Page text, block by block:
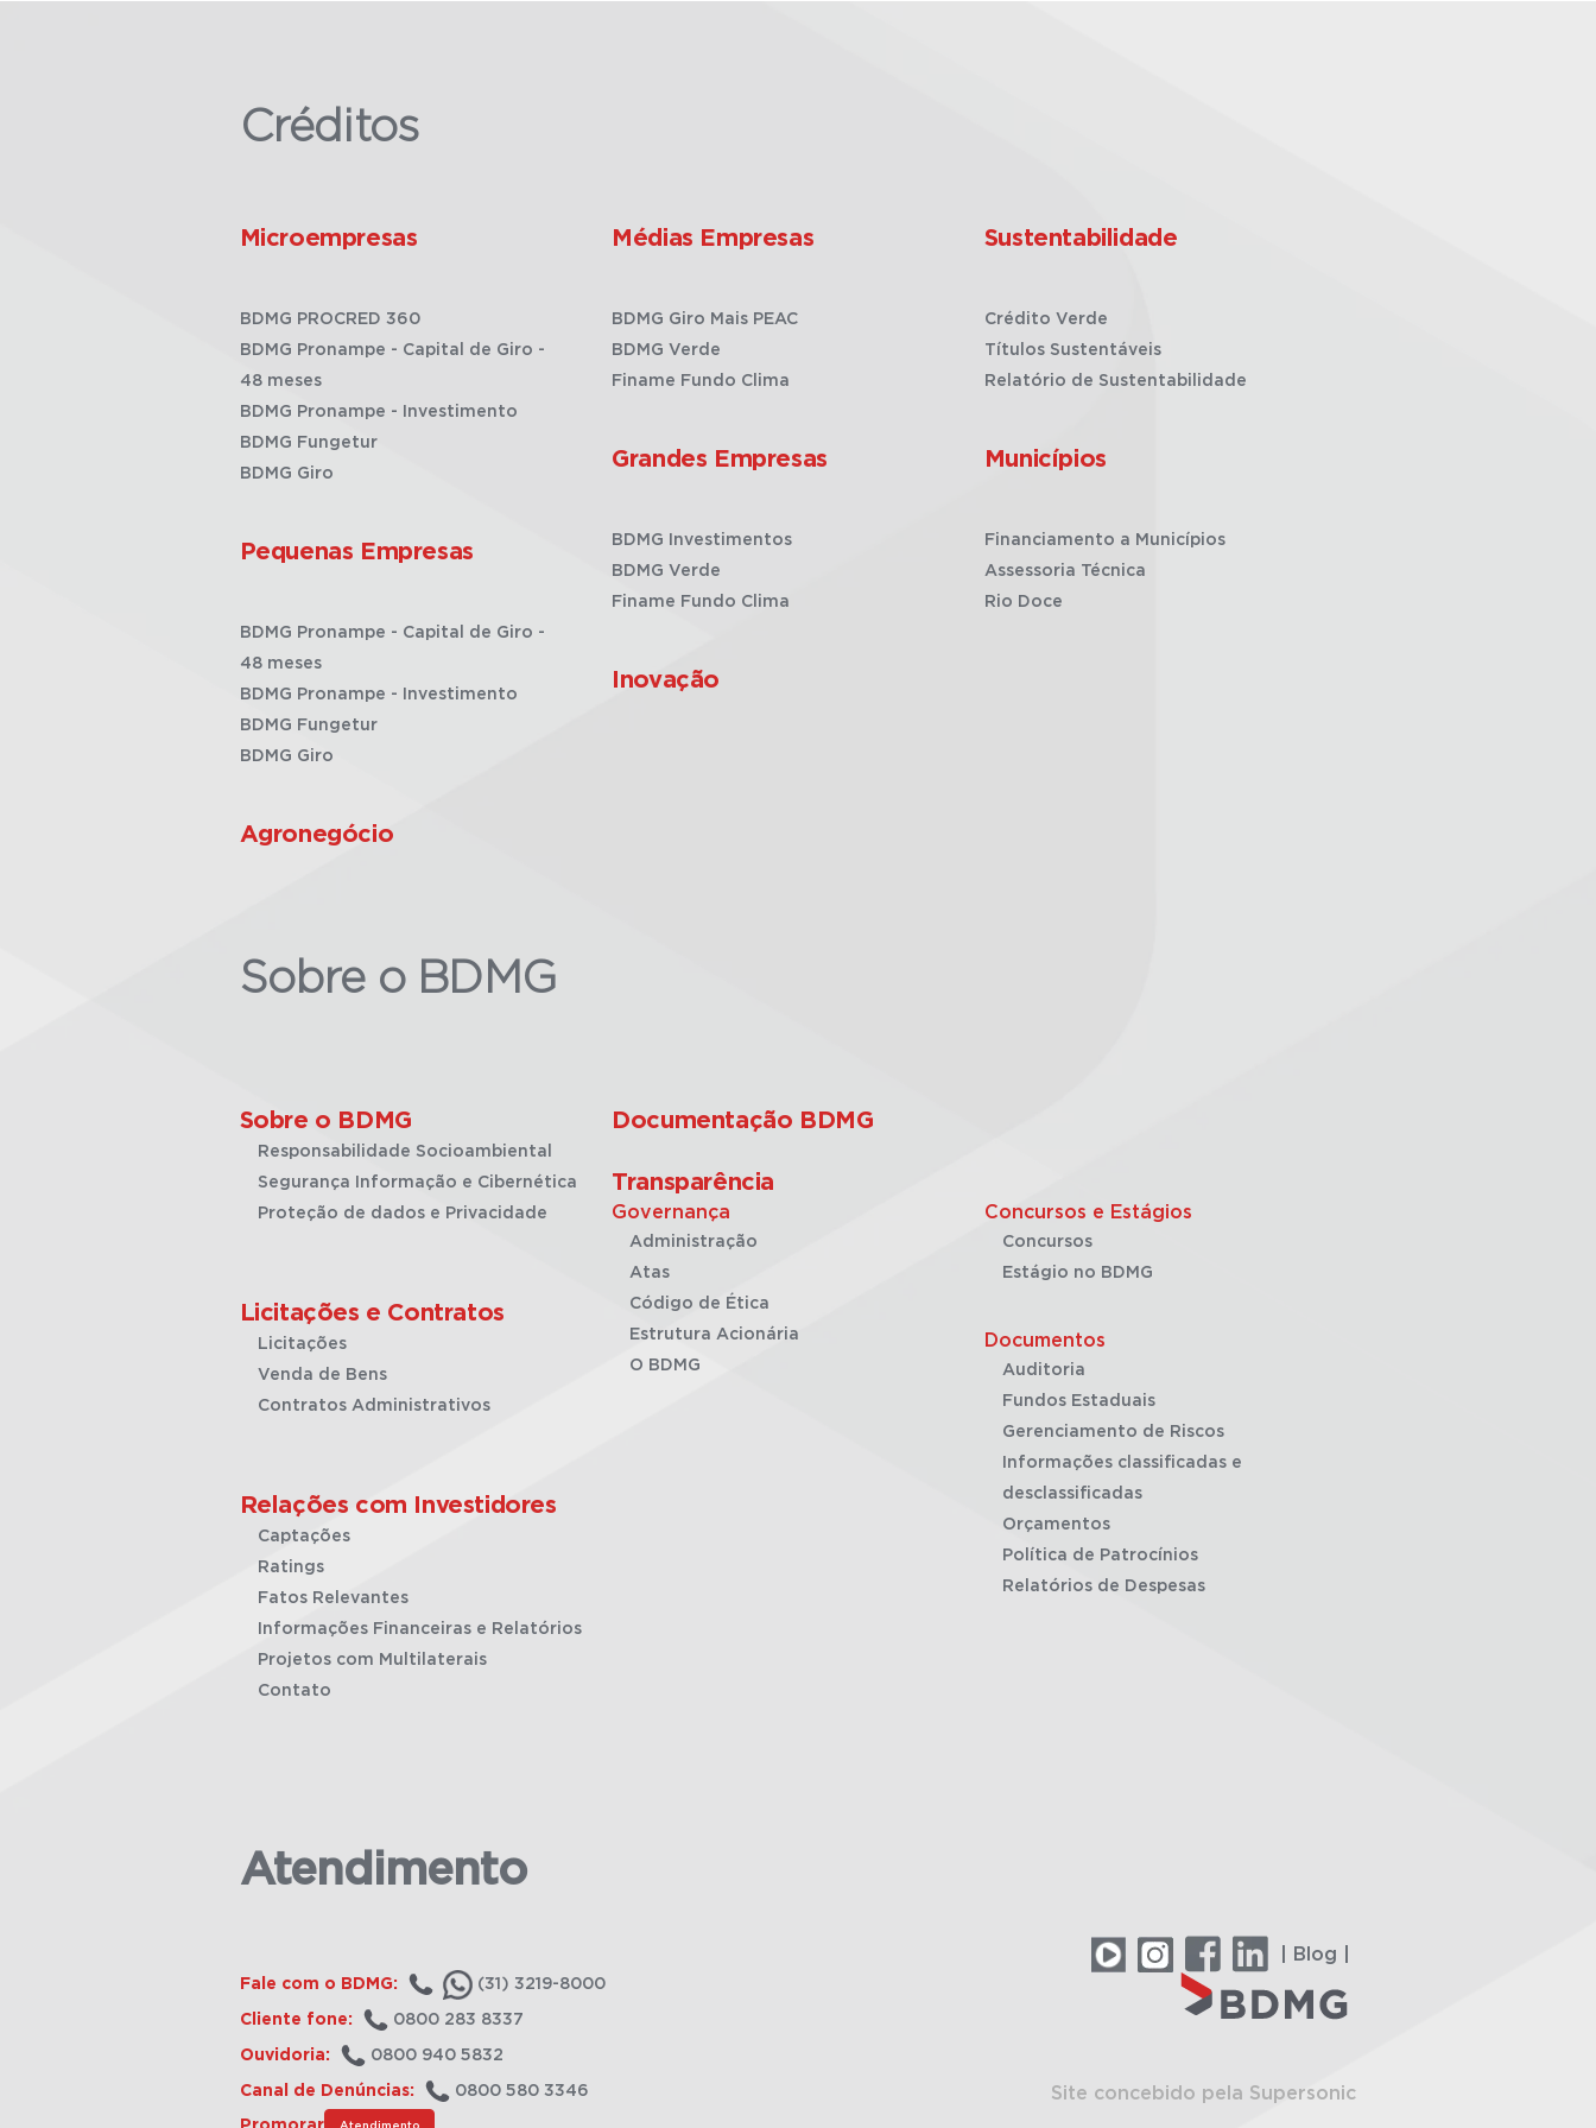
Créditos
Microempresas
BDMG PROCRED 360
BDMG Pronampe - Capital de Giro -
48 meses
BDMG Pronampe - Investimento
BDMG Fungetur
BDMG Giro
Pequenas Empresas
BDMG Pronampe - Capital de Giro -
48 meses
BDMG Pronampe - Investimento
BDMG Fungetur
BDMG Giro
Agronegócio
Médias Empresas
BDMG Giro Mais PEAC
BDMG Verde
Finame Fundo Clima
Grandes Empresas
BDMG Investimentos
BDMG Verde
Finame Fundo Clima
Inovação
Sustentabilidade
Crédito Verde
Títulos Sustentáveis
Relatório de Sustentabilidade
Municípios
Financiamento a Municípios
Assessoria Técnica
Rio Doce
Sobre o BDMG
Sobre o BDMG
Responsabilidade Socioambiental
Segurança Informação e Cibernética
Proteção de dados e Privacidade
Licitações e Contratos
Licitações
Venda de Bens
Contratos Administrativos
Relações com Investidores
Captações
Ratings
Fatos Relevantes
Informações Financeiras e Relatórios
Projetos com Multilaterais
Contato
Documentação BDMG
Transparência
Governança
Administração
Atas
Código de Ética
Estrutura Acionária
O BDMG
Concursos e Estágios
Concursos
Estágio no BDMG
Documentos
Auditoria
Fundos Estaduais
Gerenciamento de Riscos
Informações classificadas e
desclassificadas
Orçamentos
Política de Patrocínios
Relatórios de Despesas
Atendimento
Fale com o BDMG: (31) 3219-8000
Cliente fone: 0800 283 8337
Ouvidoria: 0800 940 5832
Canal de Denúncias: 0800 580 3346
Atendimento
| Blog |
Site concebido pela Supersonic